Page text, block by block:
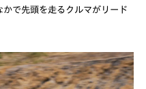
で先頭を走るクルマがリード